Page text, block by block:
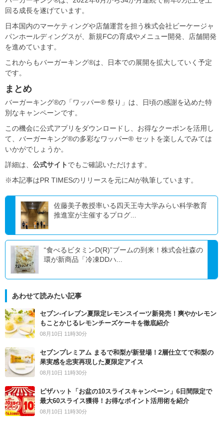
回る成長を遂げています。
日本国内のマーケティングや店舗運営を担う株式会社ビーケージャ
パンホールディングスが、新規FCの育成やメニュー開発、店舗開発
を進めています。
これからもバーガーキング®は、日本での展開を拡大していく予定
です。
まとめ
バーガーキング®の「ワッパー® 祭り」は、日頃の感謝を込めた特
別なキャンペーンです。
この機会に公式アプリをダウンロードし、お得なクーポンを活用し
て、バーガーキング®の多彩なワッパー® セットを楽しんでみては
いかがでしょうか。
詳細は、 公式サイト でもご確認いただけます。
※本記事はPR TIMESのリリースを元にAIが執筆しています。
佐藤美子教授率いる四天王寺大学みらい科学教育
推進室が主催するプログ...
“食べるビタミンD(R)”ブームの到来！株式会社森の
環が新商品「冷凍DDハ...
あわせて読みたい記事
セブン‐イレブン夏限定レモンスイーツ新発売！爽やかレモン
もことかじるレモンチーズケーキを徹底紹介
08月10日 11時30分
セブンプレミアム まるで和梨が新登場！2層仕立てで和梨の
果実感を忠実再現した夏限定アイス
08月10日 11時30分
ピザハット「お盆の10スライスキャンペーン」6日間限定で
最大60スライス獲得！お得なポイント活用術を紹介
08月10日 11時30分